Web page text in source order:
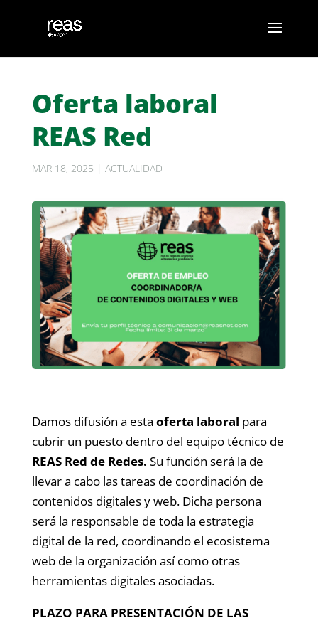
Oferta laboral
REAS Red
MAR 18, 2025 | ACTUALIDAD
Damos difusión a esta oferta laboral para
cubrir un puesto dentro del equipo técnico de
REAS Red de Redes. Su función será la de
llevar a cabo las tareas de coordinación de
contenidos digitales y web. Dicha persona
será la responsable de toda la estrategia
digital de la red, coordinando el ecosistema
web de la organización así como otras
herramientas digitales asociadas.
PLAZO PARA PRESENTACIÓN DE LAS